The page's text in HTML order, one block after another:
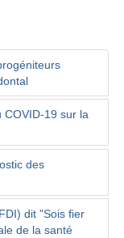
COVID-19 sur la
des
dit "Sois fier
de la santé